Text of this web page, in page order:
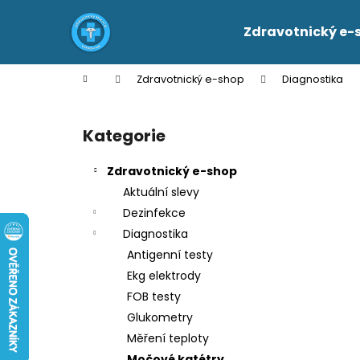
Zdravotnický e-
Domů Zdravotnický e-shop Diagnostika
Přeskočit
kategorie
Kategorie
Zdravotnický e-shop
Aktuální slevy
Dezinfekce
Diagnostika
Antigenní testy
Ekg elektrody
FOB testy
Glukometry
Měření teploty
í
Zpět
do
Zpět
do